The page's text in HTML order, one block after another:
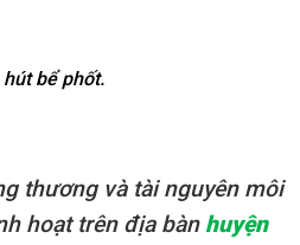
bể phốt.
thương và tài nguyên môi
hoạt trên địa bàn huyện